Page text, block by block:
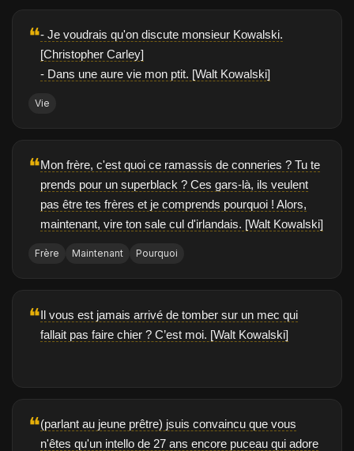
❝- Je voudrais qu'on discute monsieur Kowalski.
[Christopher Carley]
- Dans une aure vie mon ptit. [Walt Kowalski]
Vie
❝Mon frère, c'est quoi ce ramassis de conneries ? Tu te
prends pour un superblack ? Ces gars-là, ils veulent
pas être tes frères et je comprends pourquoi ! Alors,
maintenant, vire ton sale cul d'irlandais. [Walt Kowalski]
Frère Maintenant Pourquoi
❝Il vous est jamais arrivé de tomber sur un mec qui
fallait pas faire chier ? C’est moi. [Walt Kowalski]
❝(parlant au jeune prêtre) jsuis convaincu que vous
n'êtes qu'un intello de 27 ans encore puceau qui adore